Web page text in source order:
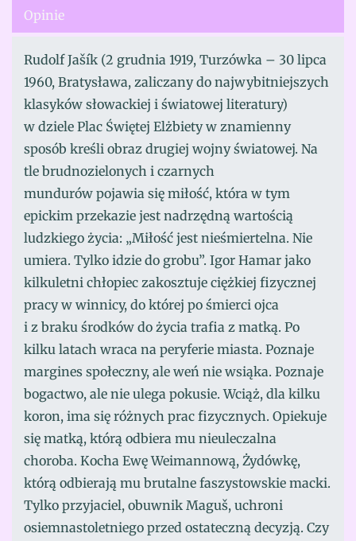
Opinie
Rudolf Jašík (2 grudnia 1919, Turzówka – 30 lipca
1960, Bratysława, zaliczany do najwybitniejszych
klasyków słowackiej i światowej literatury)
w dziele Plac Świętej Elżbiety w znamienny
sposób kreśli obraz drugiej wojny światowej. Na
tle brudnozielonych i czarnych
mundurów pojawia się miłość, która w tym
epickim przekazie jest nadrzędną wartością
ludzkiego życia: „Miłość jest nieśmiertelna. Nie
umiera. Tylko idzie do grobu”. Igor Hamar jako
kilkuletni chłopiec zakosztuje ciężkiej fizycznej
pracy w winnicy, do której po śmierci ojca
i z braku środków do życia trafia z matką. Po
kilku latach wraca na peryferie miasta. Poznaje
margines społeczny, ale weń nie wsiąka. Poznaje
bogactwo, ale nie ulega pokusie. Wciąż, dla kilku
koron, ima się różnych prac fizycznych. Opiekuje
się matką, którą odbiera mu nieuleczalna
choroba. Kocha Ewę Weimannową, Żydówkę,
którą odbierają mu brutalne faszystowskie macki.
Tylko przyjaciel, obuwnik Maguš, uchroni
osiemnastoletniego przed ostateczną decyzją. Czy